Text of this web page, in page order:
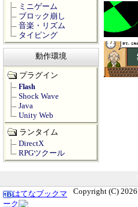
ミニゲーム
ブロック崩し
音楽・リズム
タイピング
動作環境
プラグイン
Flash
Shock Wave
Java
Unity Web
ランタイム
DirectX
RPGツクール
はてなブックマ
ーク
Copyright (C) 2026